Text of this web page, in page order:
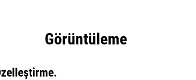
Görüntüleme